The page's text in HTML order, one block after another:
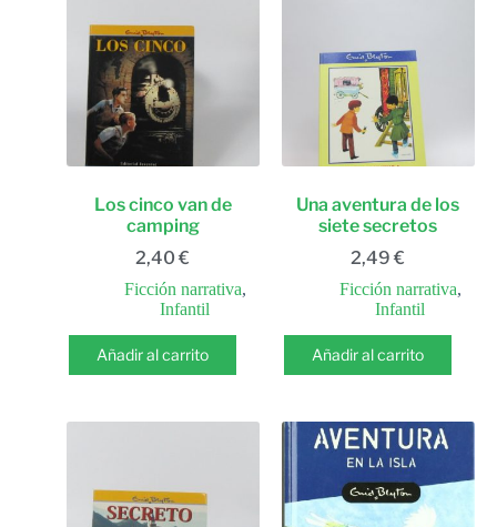
Los cinco van de
camping
2,40€
Ficción narrativa,
Infantil
Añadir al carrito
Una aventura de los
siete secretos
2,49€
Ficción narrativa,
Infantil
Añadir al carrito